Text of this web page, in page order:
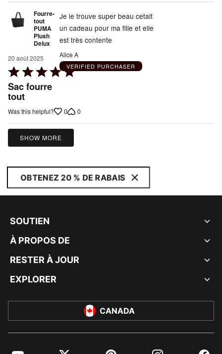
Fourre-
tout
PUMA
Plush
Delux
20 août 2025
Rated
5
out
Sac fourre
tout
Je le trouve super beau cetait
un cadeau pour ma fille et elle
est très contente
Alice A
VERIFIED PURCHASER
Was this helpful? 0 0
SHOW MORE
OBTENEZ 20 % DE RABAIS
SOUTIEN
À PROPOS DE
RESTER À JOUR
EXPLORER
CANADA